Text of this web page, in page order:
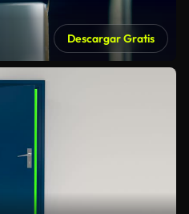
Descargar Gratis